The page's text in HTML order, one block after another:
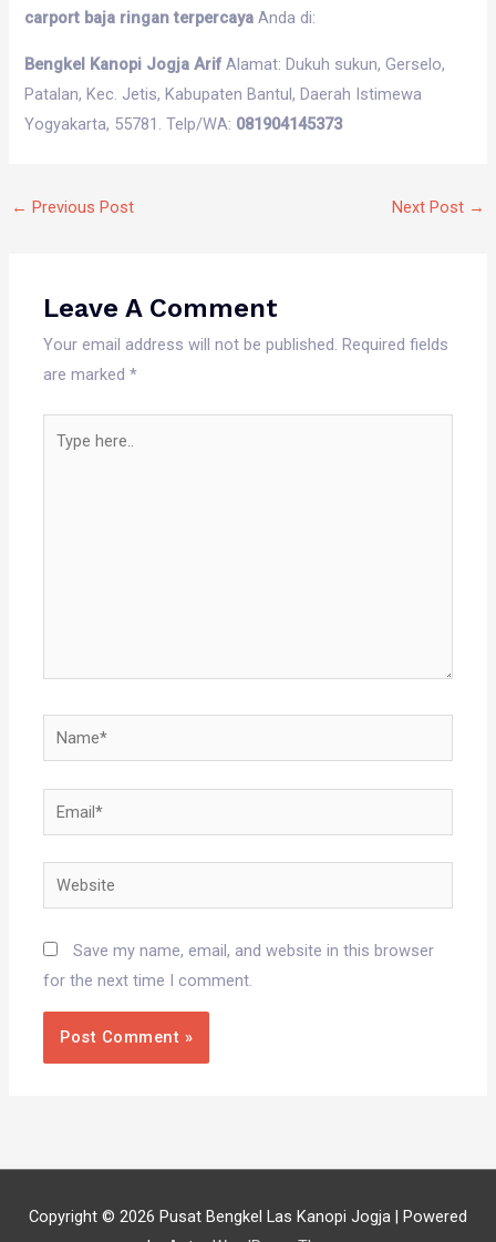
carport baja ringan terpercaya Anda di:
Bengkel Kanopi Jogja Arif Alamat: Dukuh sukun, Gerselo,
Patalan, Kec. Jetis, Kabupaten Bantul, Daerah Istimewa
Yogyakarta, 55781. Telp/WA: 081904145373
← Previous Post Next Post →
Leave A Comment
Your email address will not be published. Required fields
are marked*
Name*
Email*
Website
Save my name, email, and website in this browser
for the next time I comment.
Copyright © 2026 Pusat Bengkel Las Kanopi Jogja | Powered